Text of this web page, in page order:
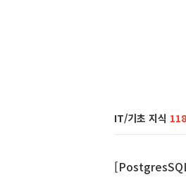
IT/기초 지식 118